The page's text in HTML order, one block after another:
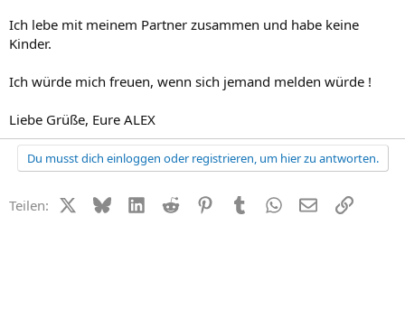
Ich lebe mit meinem Partner zusammen und habe keine
Kinder.
Ich würde mich freuen, wenn sich jemand melden würde !
Liebe Grüße, Eure ALEX
Du musst dich einloggen oder registrieren, um hier zu antworten.
Teilen: X (Twitter)
BlueskyLinkedIn
Reddit PinterestTumblr WhatsApp
E-MailLink